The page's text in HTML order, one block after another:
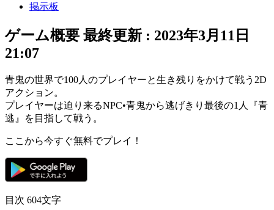
掲示板
ゲーム概要 最終更新 : 2023年3月11日
21:07
青鬼の世界で100人のプレイヤーと生き残りをかけて戦う 2D
アクション。
プレイヤーは迫り来るNPC•青鬼から逃げきり 最後の1人『青
逃』
を目指して戦う。
ここから今すぐ無料でプレイ！
目次 604文字